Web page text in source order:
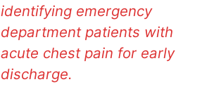
identifying emergency
department patients with
acute chest pain for early
discharge.